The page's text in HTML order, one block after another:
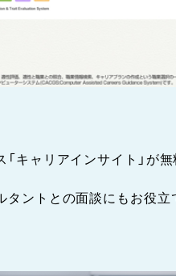
キャリアインサイト」が
タントとの面談にもお役立